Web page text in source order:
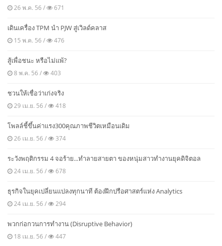
26 พ.ค. 56 / 671
เดินเครื่อง TPM นำ PJW สู่เวิลด์คลาส
15 พ.ค. 56 / 476
สู้เพื่อชนะ หรือไม่แพ้?
8 พ.ค. 56 / 403
ชวนให้เชื่อว่าเก่งจริง
29 เม.ย. 56 / 418
โพลล์ชี้ขึ้นค่าแรง300คุณภาพชีวิตเหมือนเดิม
26 เม.ย. 56 / 374
ระวังพฤติกรรม 4 จอร้าย...ทำลายสายตา ของหนุ่มสาวทำงานยุคดิจิตอล
24 เม.ย. 56 / 678
ธุรกิจในยุคเปลี่ยนแปลงทุกนาที ต้องฝึกปรือศาสตร์แห่ง Analytics
24 เม.ย. 56 / 294
พวกก่อกวนการทำงาน (Disruptive Behavior)
18 เม.ย. 56 / 447